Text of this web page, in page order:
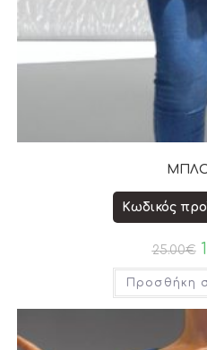
Κωδικός
25.00€
Προσθήκη